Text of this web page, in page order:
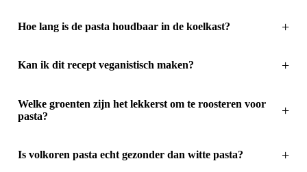
Hoe lang is de pasta houdbaar in de koelkast?
Kan ik dit recept veganistisch maken?
Welke groenten zijn het lekkerst om te roosteren voor
pasta?
Is volkoren pasta echt gezonder dan witte pasta?